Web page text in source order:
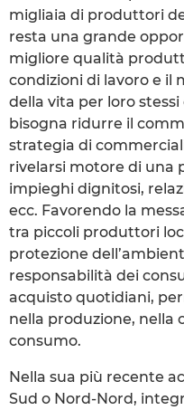
migliaia di produttori
resta una grande
migliore qualità
condizioni di lavoro e il
della vita per loro
bisogna ridurre il
strategia di
rivelarsi motore di una
impieghi dignitosi,
ecc. Favorendo la
tra piccoli produttori
protezione
responsabilità dei
acquisto quotidiani,
nella produzione, nella
consumo.
Nella sua più recente
Sud o Nord-Nord,